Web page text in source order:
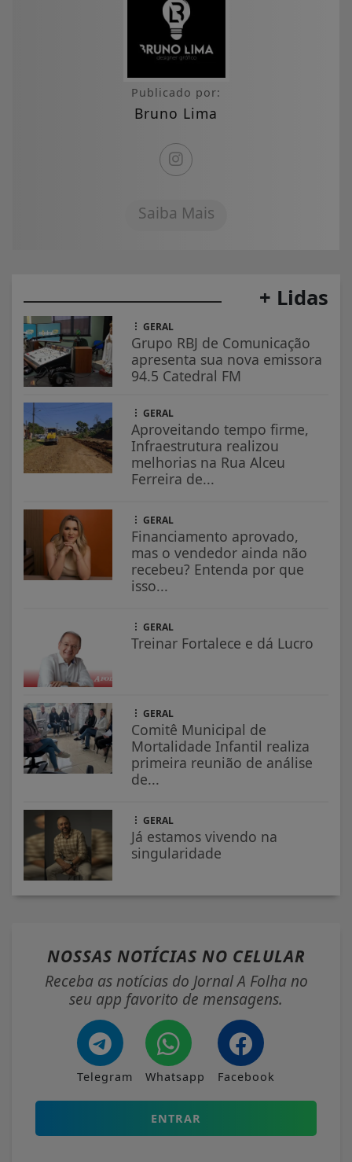
Publicado por:
Bruno Lima
Saiba Mais
+ Lidas
GERAL
Grupo RBJ de Comunicação
apresenta sua nova emissora
94.5 Catedral FM
GERAL
Aproveitando tempo firme,
Infraestrutura realizou
melhorias na Rua Alceu
Ferreira de...
GERAL
Financiamento aprovado,
mas o vendedor ainda não
recebeu? Entenda por que
isso...
GERAL
Treinar Fortalece e dá Lucro
GERAL
Comitê Municipal de
Mortalidade Infantil realiza
primeira reunião de análise
de...
GERAL
Já estamos vivendo na
singularidade
NOSSAS NOTÍCIAS NO CELULAR
Receba as notícias do Jornal A Folha no
seu app favorito de mensagens.
Telegram Whatsapp Facebook
ENTRAR